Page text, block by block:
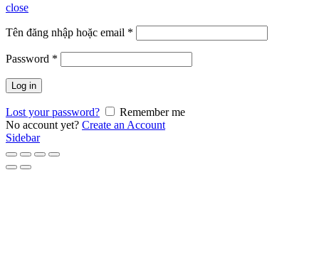
close
Tên đăng nhập hoặc email *
Password *
Log in
Lost your password?
Remember me
No account yet? Create an Account
Sidebar